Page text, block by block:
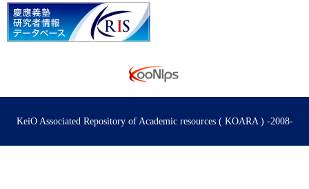
KeiO Associated Repository of Academic resources ( KOARA ) -2008-